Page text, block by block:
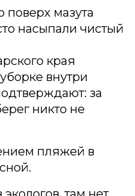
поверх мазута
насыпали чистый
края
внутри
за
никто не
пляжей в